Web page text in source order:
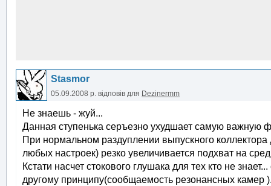
Stasmor
05.09.2008 р. відповів для Dezinermm
Не знаешь - жуй...
Данная ступенька серъезно ухудшает самую важную
При нормальном раздуплении выпускного
любых настроек) резко увеличивается подхват на
Кстати насчет стокового глушака для тех кто не
другому принципу(сообщаемость резонансных камер